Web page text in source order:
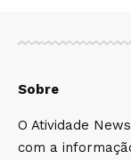
Sobre
O Atividade
com a